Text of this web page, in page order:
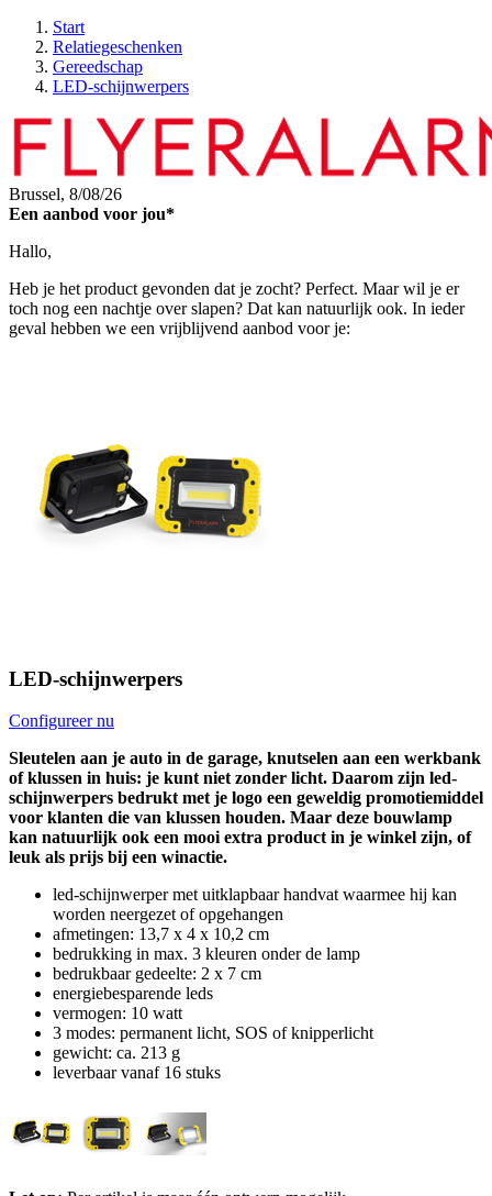
Start
Relatiegeschenken
Gereedschap
LED-schijnwerpers
Brussel, 8/08/26
Een aanbod voor jou*
Hallo,
Heb je het product gevonden dat je zocht? Perfect. Maar wil je er
toch nog een nachtje over slapen? Dat kan natuurlijk ook. In ieder
geval hebben we een vrijblijvend aanbod voor je:
LED-schijnwerpers
Configureer nu
Sleutelen aan je auto in de garage, knutselen aan een werkbank
of klussen in huis: je kunt niet zonder licht. Daarom zijn led-
schijnwerpers bedrukt met je logo een geweldig promotiemiddel
voor klanten die van klussen houden. Maar deze bouwlamp
kan natuurlijk ook een mooi extra product in je winkel zijn, of
leuk als prijs bij een winactie.
led-schijnwerper met uitklapbaar handvat waarmee hij kan
worden neergezet of opgehangen
afmetingen: 13,7 x 4 x 10,2 cm
bedrukking in max. 3 kleuren onder de lamp
bedrukbaar gedeelte: 2 x 7 cm
energiebesparende leds
vermogen: 10 watt
3 modes: permanent licht, SOS of knipperlicht
gewicht: ca. 213 g
leverbaar vanaf 16 stuks